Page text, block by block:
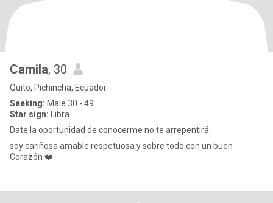
Camila, 30
Quito, Pichincha, Ecuador
Seeking: Male 30 - 49
Star sign: Libra
Date la oportunidad de conocerme no te arrepentirá
soy cariñosa amable respetuosa y sobre todo con un buen
Corazón ❤️